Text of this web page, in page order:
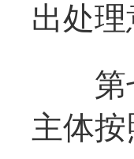
出处
第七
主体